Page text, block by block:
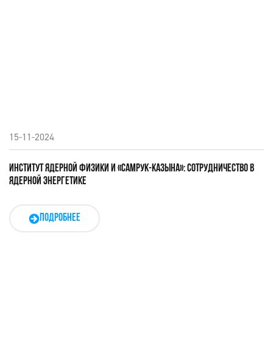
15-11-2024
ИНСТИТУТ ЯДЕРНОЙ ФИЗИКИ И «САМРУК-КАЗЫНА»: СОТРУДНИЧЕСТВО В
ЯДЕРНОЙ ЭНЕРГЕТИКЕ
ПОДРОБНЕЕ